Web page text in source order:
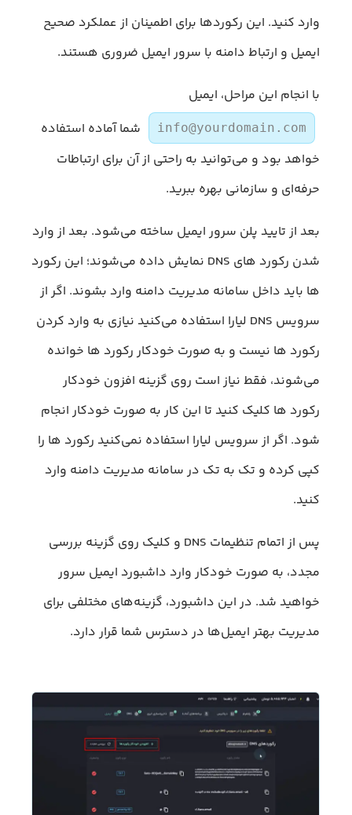
وارد کنید. این رکوردها برای اطمینان از عملکرد صحیح
ایمیل و ارتباط دامنه با سرور ایمیل ضروری هستند.
با انجام این مراحل، ایمیل
info@yourdomain.com
شما آماده استفاده
خواهد بود و می‌توانید به راحتی از آن برای ارتباطات
حرفه‌ای و سازمانی بهره ببرید.
بعد از تایید پلن سرور ایمیل ساخته می‌شود. بعد از وارد
شدن رکورد های DNS نمایش داده می‌شوند؛ این رکورد
ها باید داخل سامانه مدیریت دامنه وارد بشوند. اگر از
سرویس DNS لیارا استفاده می‌کنید نیازی به وارد کردن
رکورد ها نیست و به صورت خودکار رکورد ها خوانده
می‌شوند، فقط نیاز است روی گزینه افزون خودکار
رکورد ها کلیک کنید تا این کار به صورت خودکار انجام
شود. اگر از سرویس لیارا استفاده نمی‌کنید رکورد ها را
کپی کرده و تک به تک در سامانه مدیریت دامنه وارد
کنید.
پس از اتمام تنظیمات DNS و کلیک روی گزینه بررسی
مجدد، به صورت خودکار وارد داشبورد ایمیل سرور
خواهید شد. در این داشبورد، گزینه‌های مختلفی برای
مدیریت بهتر ایمیل‌ها در دسترس شما قرار دارد.